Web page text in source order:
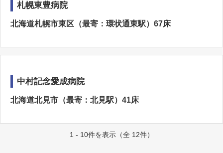
札幌東豊病院
北海道札幌市東区（最寄：環状通東駅）67床
中村記念愛成病院
北海道北見市（最寄：北見駅）41床
1 - 10件を表示（全 12件）